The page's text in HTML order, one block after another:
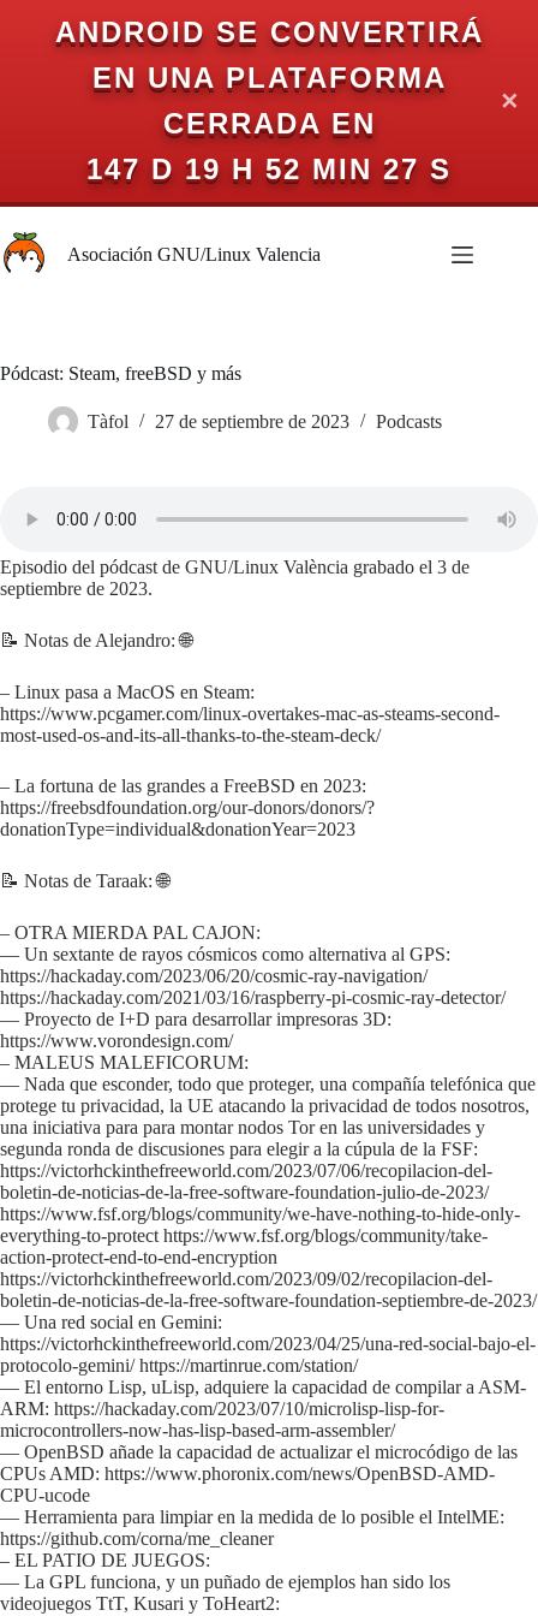
ANDROID SE CONVERTIRÁ
EN UNA PLATAFORMA
CERRADA EN
147 D 19 H 52 MIN 27 S
✕
al
contenidoAsociación GNU/Linux Valencia
Pódcast: Steam, freeBSD y más
Tàfol 27 de septiembre de 2023 Podcasts
Episodio del pódcast de GNU/Linux València grabado el 3 de
septiembre de 2023.
📝 Notas de Alejandro: 🌐
– Linux pasa a MacOS en Steam:
https://www.pcgamer.com/linux-overtakes-mac-as-steams-second-
most-used-os-and-its-all-thanks-to-the-steam-deck/
– La fortuna de las grandes a FreeBSD en 2023:
https://freebsdfoundation.org/our-donors/donors/?
donationType=individual&donationYear=2023
📝 Notas de Taraak: 🌐
– OTRA MIERDA PAL CAJON:
— Un sextante de rayos cósmicos como alternativa al GPS:
https://hackaday.com/2023/06/20/cosmic-ray-navigation/
https://hackaday.com/2021/03/16/raspberry-pi-cosmic-ray-detector/
— Proyecto de I+D para desarrollar impresoras 3D:
https://www.vorondesign.com/
– MALEUS MALEFICORUM:
— Nada que esconder, todo que proteger, una compañía telefónica que
protege tu privacidad, la UE atacando la privacidad de todos nosotros,
una iniciativa para para montar nodos Tor en las universidades y
segunda ronda de discusiones para elegir a la cúpula de la FSF:
https://victorhckinthefreeworld.com/2023/07/06/recopilacion-del-
boletin-de-noticias-de-la-free-software-foundation-julio-de-2023/
https://www.fsf.org/blogs/community/we-have-nothing-to-hide-only-
everything-to-protect https://www.fsf.org/blogs/community/take-
action-protect-end-to-end-encryption
https://victorhckinthefreeworld.com/2023/09/02/recopilacion-del-
boletin-de-noticias-de-la-free-software-foundation-septiembre-de-2023/
— Una red social en Gemini:
https://victorhckinthefreeworld.com/2023/04/25/una-red-social-bajo-el-
protocolo-gemini/ https://martinrue.com/station/
— El entorno Lisp, uLisp, adquiere la capacidad de compilar a ASM-
ARM: https://hackaday.com/2023/07/10/microlisp-lisp-for-
microcontrollers-now-has-lisp-based-arm-assembler/
— OpenBSD añade la capacidad de actualizar el microcódigo de las
CPUs AMD: https://www.phoronix.com/news/OpenBSD-AMD-
CPU-ucode
— Herramienta para limpiar en la medida de lo posible el IntelME:
https://github.com/corna/me_cleaner
– EL PATIO DE JUEGOS:
— La GPL funciona, y un puñado de ejemplos han sido los
videojuegos TtT, Kusari y ToHeart2: